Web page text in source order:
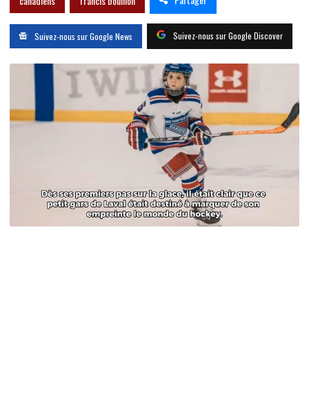
Suivez-nous sur Google News Suivez-nous sur Google Discover